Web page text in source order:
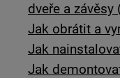
dveře a závěsy
Jak obrátit a
Jak
Jak